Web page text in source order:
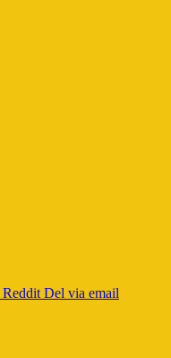
Reddit Del via email